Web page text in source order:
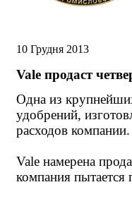
10 Грудня 2013
Vale продаст
Одна из
удобрений,
расходов компании.
Vale намерена
компания пытается